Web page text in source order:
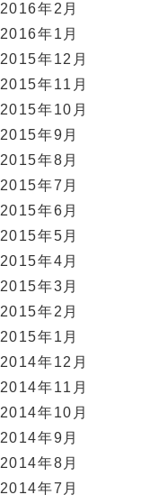
2016年2月
2016年1月
2015年12月
2015年11月
2015年10月
2015年9月
2015年8月
2015年7月
2015年6月
2015年5月
2015年4月
2015年3月
2015年2月
2015年1月
2014年12月
2014年11月
2014年10月
2014年9月
2014年8月
2014年7月